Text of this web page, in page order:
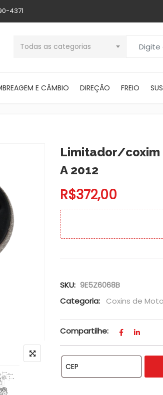
4371
Todas as categorias
E CÂMBIO DIREÇÃO FREIO
Limitador/coxim
A 2012
R$372,00
SKU: 9E5Z6068B
Categoria:
Coxins de
Compartilhe: